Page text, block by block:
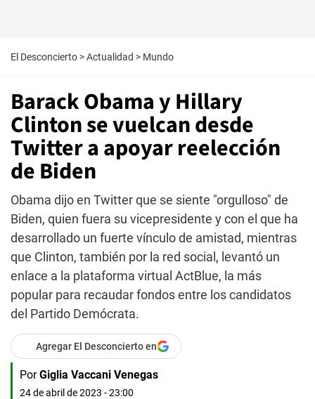
El Desconcierto >Actualidad > Mundo
Barack Obama y Hillary
Clinton se vuelcan desde
Twitter a apoyar reelección
de Biden
Obama dijo en Twitter que se siente "orgulloso" de
Biden, quien fuera su vicepresidente y con el que ha
desarrollado un fuerte vínculo de amistad, mientras
que Clinton, también por la red social, levantó un
enlace a la plataforma virtual ActBlue, la más
popular para recaudar fondos entre los candidatos
del Partido Demócrata.
Agregar El Desconcierto en
Por Giglia Vaccani Venegas
24 de abril de 2023 - 23:00